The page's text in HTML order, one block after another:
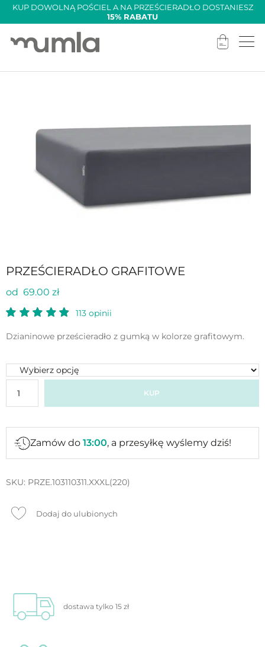
KUP DOWOLNĄ POŚCIEL A NA PRZEŚCIERADŁO DOSTANIESZ
15% RABATU
PRZEŚCIERADŁO GRAFITOWE
od 69.00 zł
113 opinii
Dzianinowe prześcieradło z gumką w kolorze grafitowym.
KUP
Zamów do 13:00, a przesyłkę wyślemy dziś!
SKU: PRZE.103110311.XXXL(220)
Dodaj do ulubionych
dostawa tylko 15 zł